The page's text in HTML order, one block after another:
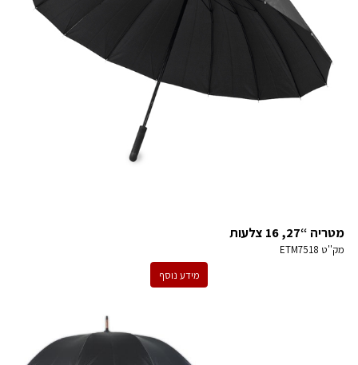
מטריה “27, 16 צלעות
מק''ט ETM7518
מידע נוסף